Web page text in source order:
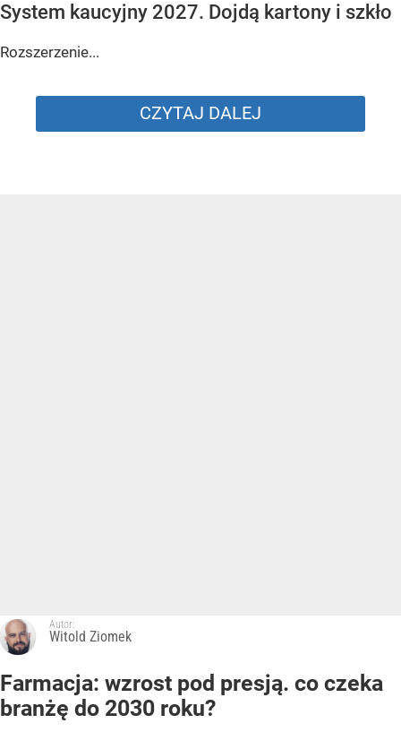
System kaucyjny 2027. Dojdą kartony i szkło
Rozszerzenie...
CZYTAJ DALEJ
Autor:
Witold Ziomek
Farmacja: wzrost pod presją. co czeka
branżę do 2030 roku?